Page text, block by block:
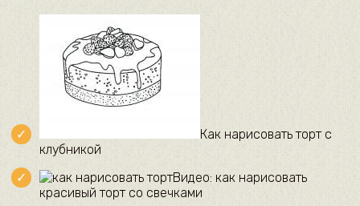
Как нарисовать торт с
клубникой
Видео: как нарисовать
красивый торт со свечками